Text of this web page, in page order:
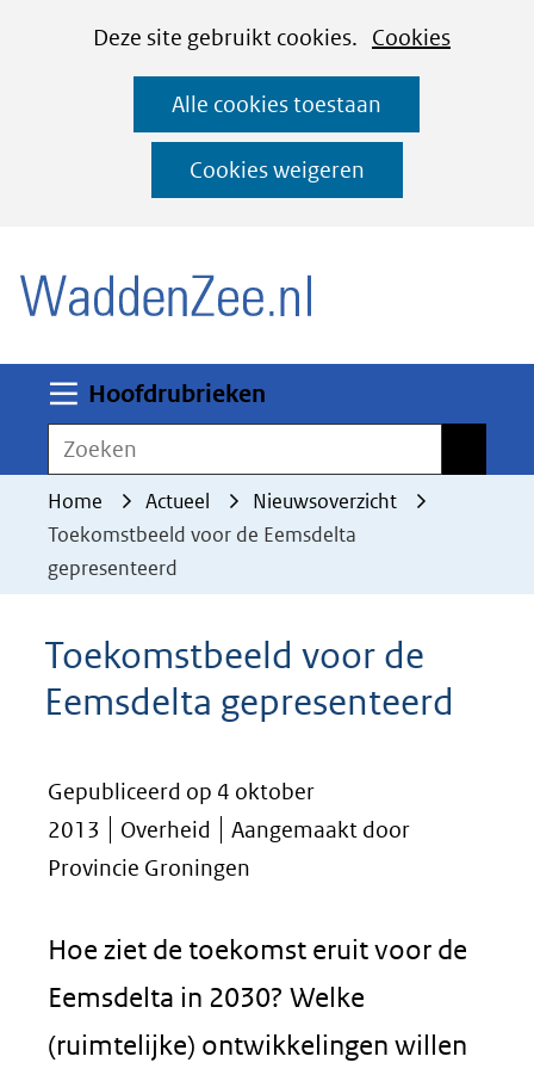
CookiesDeze site gebruikt cookies. Cookies
deze
worden
toegestaan
geweigerd.
Alle cookies toestaan
Cookies weigeren
Ga
naar
de
inhoud
Hoofdrubrieken
Zoeken
Home Actueel
Nieuwsoverzicht
Toekomstbeeld voor de Eemsdelta
gepresenteerd
Toekomstbeeld voor de
Eemsdelta gepresenteerd
Gepubliceerd op 4 oktober
2013
Overheid
Aangemaakt door
Provincie Groningen
Hoe ziet de toekomst eruit voor de
Eemsdelta in 2030? Welke
(ruimtelijke) ontwikkelingen willen